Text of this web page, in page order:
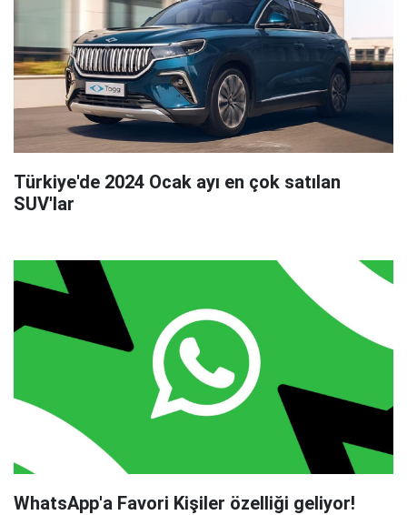
Türkiye'de 2024 Ocak ayı en çok satılan
SUV'lar
WhatsApp'a Favori Kişiler özelliği geliyor!